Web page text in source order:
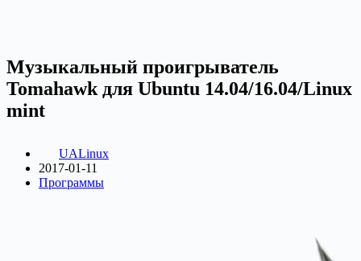
Музыкальный проигрыватель
Tomahawk для Ubuntu 14.04/16.04/Linux
mint
UALinux
2017-01-11
Программы